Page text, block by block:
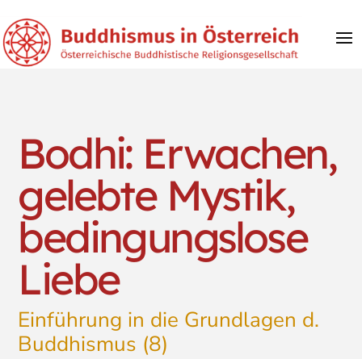
Bodhi: Erwachen,
gelebte Mystik,
bedingungslose
Liebe
Einführung in die Grundlagen d.
Buddhismus (8)